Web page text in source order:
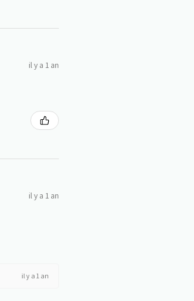
il y a 1 an
il y a 1 an
il y a 1 an